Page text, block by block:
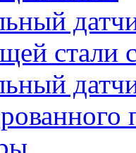
стали